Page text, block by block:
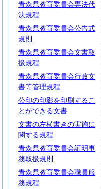
青森県教育委員会専決代
決規程
青森県教育委員会公告式
規則
青森県教育委員会文書取
扱規程
青森県教育委員会行政文
書等管理規程
公印の印影を印刷するこ
とができる文書
文書の左横書きの実施に
関する規程
青森県教育委員会証明事
務取扱規則
青森県教育委員会職員服
務規程